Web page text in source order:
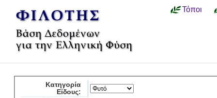
Τόποι
Κατηγορία
Είδους: